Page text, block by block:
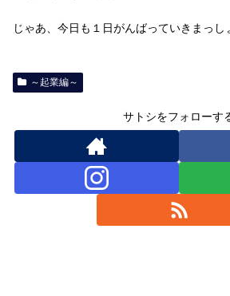
じゃあ、今日も１日がんばっていきまっし
～起業編～
サトシをフォローす